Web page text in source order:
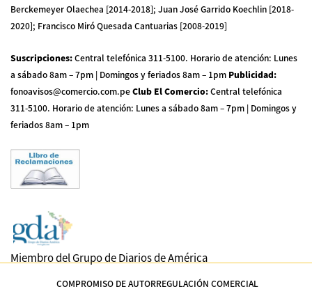
Berckemeyer Olaechea [2014-2018]; Juan José Garrido Koechlin [2018-
2020]; Francisco Miró Quesada Cantuarias [2008-2019]
Suscripciones:Central telefónica 311-5100. Horario de atención: Lunes
a sábado 8am – 7pm | Domingos y feriados 8am – 1pm Publicidad:
fonoavisos@comercio.com.peClub El Comercio:Central telefónica
311-5100. Horario de atención: Lunes a sábado 8am – 7pm | Domingos y
feriados 8am – 1pm
Miembro del Grupo de Diarios de América
COMPROMISO DE AUTORREGULACIÓN COMERCIAL